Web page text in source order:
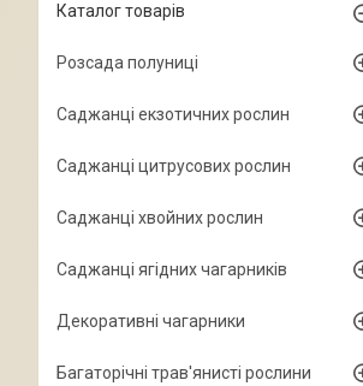
Каталог товарів
Розсада полуниці
Саджанці екзотичних рослин
Саджанці цитрусових рослин
Саджанці хвойних рослин
Саджанці ягідних чагарників
Декоративні чагарники
Багаторічні трав'янисті рослини